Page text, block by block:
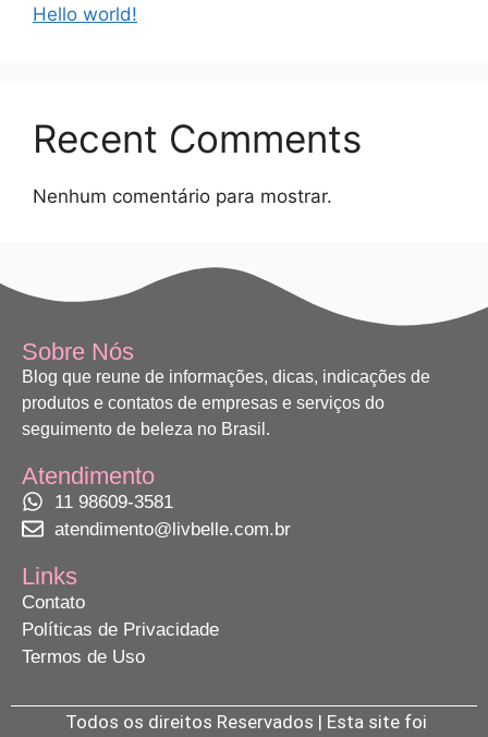
Hello world!
Recent Comments
Nenhum comentário para mostrar.
Sobre Nós
Blog que reune de informações, dicas, indicações de
produtos e contatos de empresas e serviços do
seguimento de beleza no Brasil.
Atendimento
11 98609-3581
atendimento@livbelle.com.br
Links
Contato
Políticas de Privacidade
Termos de Uso
Todos os direitos Reservados | Esta site foi